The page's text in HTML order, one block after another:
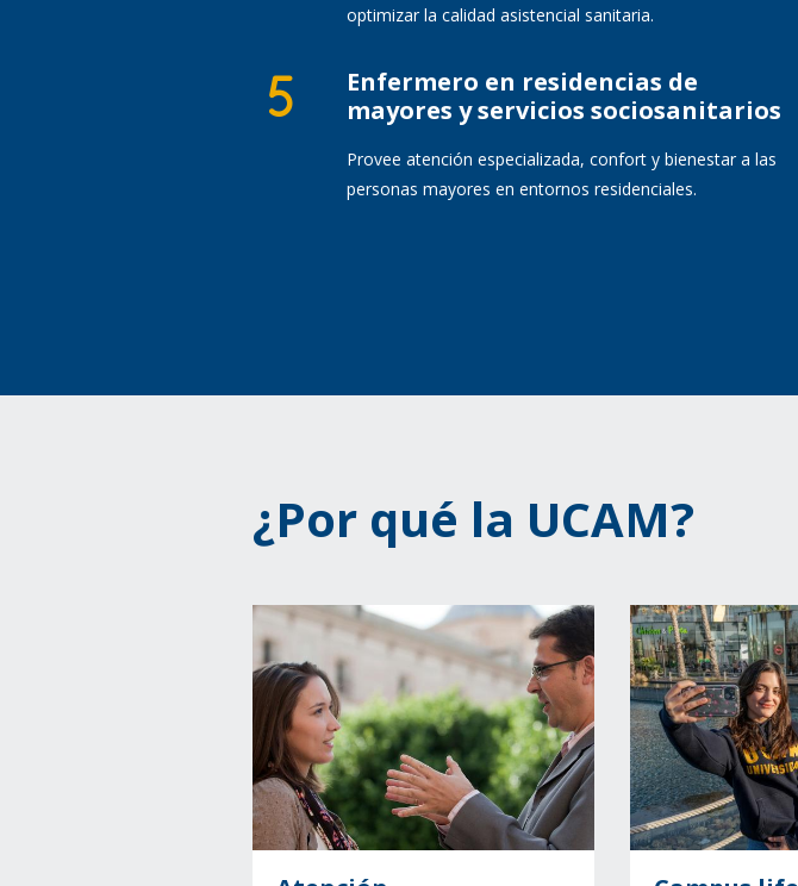
optimizar la calidad asistencial sanitaria.
Enfermero en residencias de
mayores y servicios sociosanitarios
Provee atención especializada, confort y bienestar a las
personas mayores en entornos residenciales.
¿Por qué la UCAM?
Image Image